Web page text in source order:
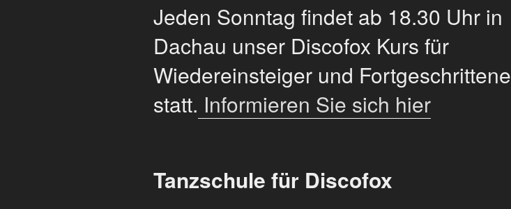
Jeden Sonntag findet ab 18.30 Uhr in
Dachau unser Discofox Kurs für
Wiedereinsteiger und Fortgeschrittene
statt. Informieren Sie sich hier
Tanzschule für Discofox